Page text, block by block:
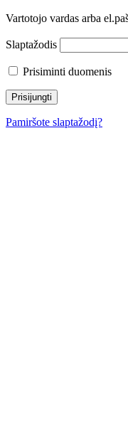
Vartotojo vardas arba
Slaptažodis
Prisiminti duomenis
Pamiršote slaptažodį?